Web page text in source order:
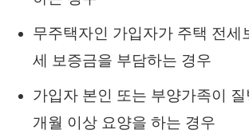
무주택자인 가입자가 주택 전세
세 보증금을 부담하는 경우
가입자 본인 또는 부양가족이 질
개월 이상 요양을 하는 경우